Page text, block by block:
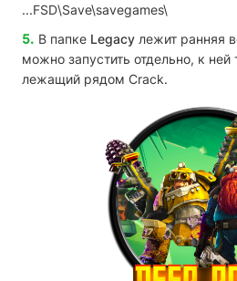
...FSD\Save\savegames\
В папке Legacy лежит ранняя
можно запустить отдельно, к
лежащий рядом Crack.